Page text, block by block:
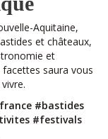
Aquitaine,
et châteaux,
et
saura vous
#bastides
#festivals